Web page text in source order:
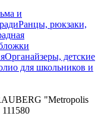
и
Ранцы, рюкзаки,
Органайзеры, детские
для школьников и
"Metropolis